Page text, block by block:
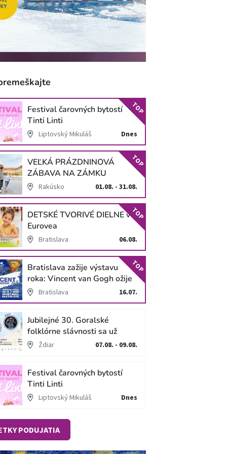
Festival čarovných bytostí
Tinti Linti
Liptovský Mikuláš Dnes
TOP
VEĽKÁ PRÁZDNINOVÁ
ZÁBAVA NA ZÁMKU
SCHLOSS HOF
Rakúsko 01.08. - 31.08.
TOP
DETSKÉ TVORIVÉ DIELNE v
Eurovea
Bratislava 06.08.
TOP
Bratislava zažije výstavu
roka: Vincent van Gogh ožije
v unikátnej imerzívnej šou!
Bratislava 16.07.
TOP
Jubilejné 30. Goralské
folklórne slávnosti sa už
blížiaŽdiar 07.08. - 09.08.
Festival čarovných bytostí
Tinti Linti
Liptovský Mikuláš Dnes
PODUJATIA